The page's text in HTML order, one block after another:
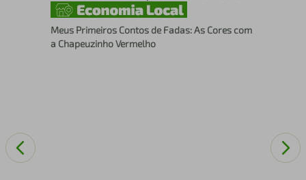
Meus Primeiros Contos de Fadas: As Cores com
a Chapeuzinho Vermelho